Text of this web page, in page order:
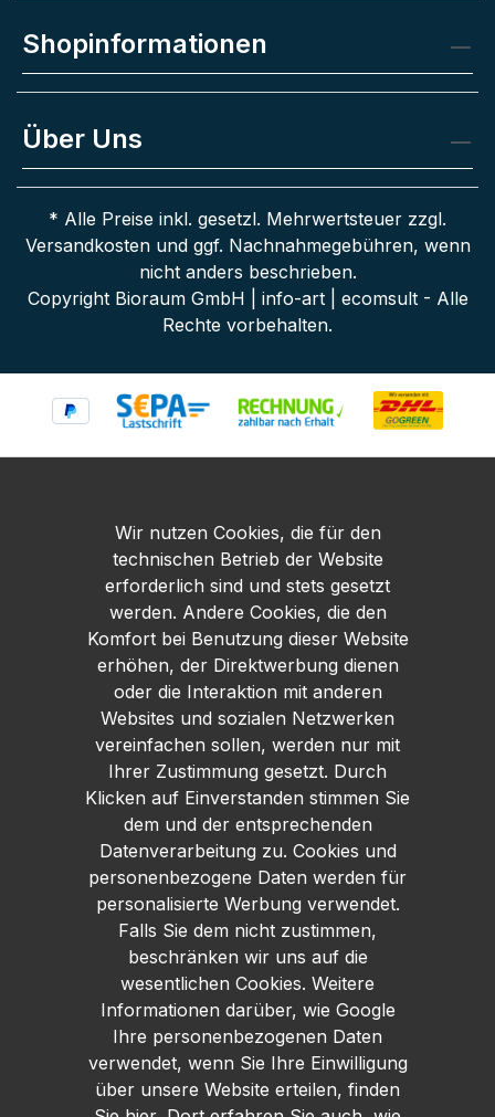
Shopinformationen
Über Uns
* Alle Preise inkl. gesetzl. Mehrwertsteuer zzgl.
Versandkostenund ggf. Nachnahmegebühren, wenn
nicht anders beschrieben.
Copyright Bioraum GmbH | info-art | ecomsult - Alle
Rechte vorbehalten.
Wir nutzen Cookies, die für den
technischen Betrieb der Website
erforderlich sind und stets gesetzt
werden. Andere Cookies, die den
Komfort bei Benutzung dieser Website
erhöhen, der Direktwerbung dienen
oder die Interaktion mit anderen
Websites und sozialen Netzwerken
vereinfachen sollen, werden nur mit
Ihrer Zustimmung gesetzt. Durch
Klicken auf Einverstanden stimmen Sie
dem und der entsprechenden
Datenverarbeitung zu. Cookies und
personenbezogene Daten werden für
personalisierte Werbung verwendet.
Falls Sie dem nicht zustimmen,
beschränken wir uns auf die
wesentlichen Cookies. Weitere
Informationen darüber, wie Google
Ihre personenbezogenen Daten
verwendet, wenn Sie Ihre Einwilligung
über unsere Website erteilen, finden